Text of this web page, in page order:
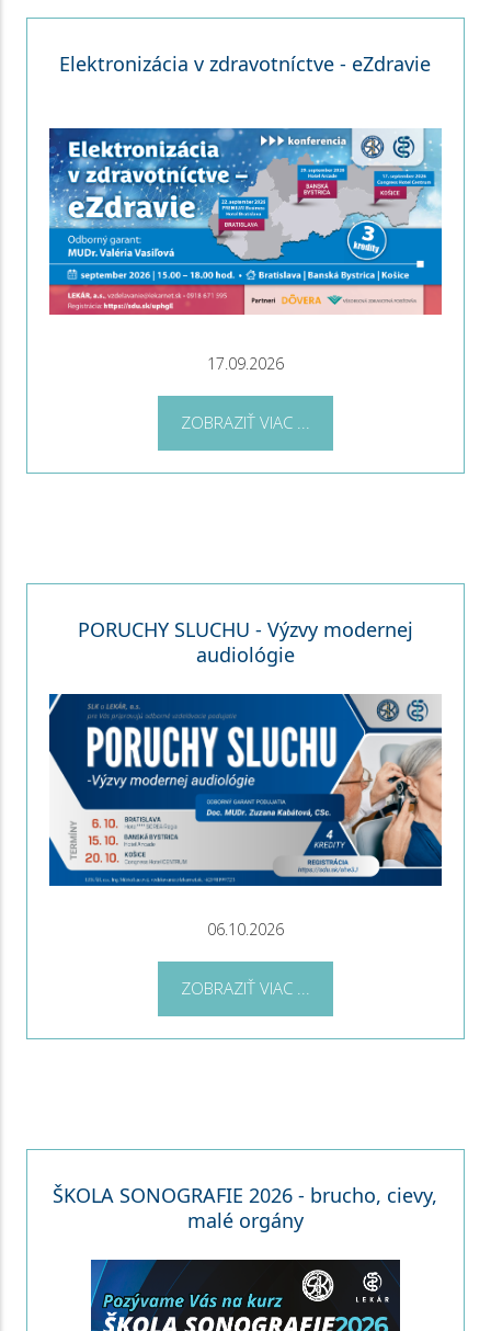
Elektronizácia v zdravotníctve - eZdravie
17.09.2026
ZOBRAZIŤ VIAC ...
PORUCHY SLUCHU - Výzvy modernej
audiológie
06.10.2026
ZOBRAZIŤ VIAC ...
ŠKOLA SONOGRAFIE 2026 - brucho, cievy,
malé orgány